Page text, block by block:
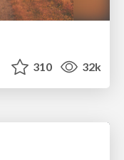
310 32k